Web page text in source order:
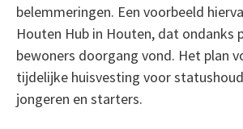
belemmeringen. Een voorbeeld
Houten Hub in Houten, dat ondanks
bewoners doorgang vond. Het plan
tijdelijke huisvesting voor
jongeren en starters.